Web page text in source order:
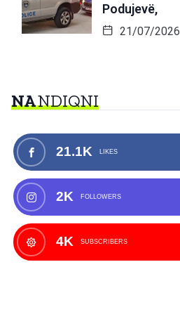
Podujevë,
21/07/2026
NANDIQNI
21.1K LIKES
2K FOLLOWERS
4K SUBSCRIBERS